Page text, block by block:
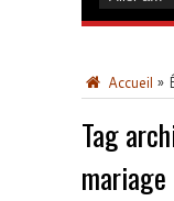
Accueil »
Tag
mariage